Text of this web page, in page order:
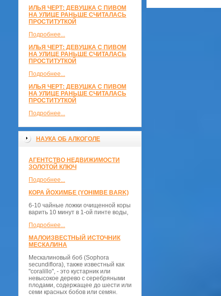
ИЛЬЯ ЧЕРТ: ДЕВУШКА С ПИВОМ
НА УЛИЦЕ РАНЬШЕ СЧИТАЛАСЬ
ПРОСТИТУТКОЙ
Подробнее...
ИЛЬЯ ЧЕРТ: ДЕВУШКА С ПИВОМ
НА УЛИЦЕ РАНЬШЕ СЧИТАЛАСЬ
ПРОСТИТУТКОЙ
Подробнее...
ИЛЬЯ ЧЕРТ: ДЕВУШКА С ПИВОМ
НА УЛИЦЕ РАНЬШЕ СЧИТАЛАСЬ
ПРОСТИТУТКОЙ
Подробнее...
НАУКА ОБ АЛКОГОЛЕ
АГЕНТСТВО НЕДВИЖИМОСТИ
ЗОЛОТОЙ КЛЮЧ
Подробнее...
КОРА ЙОХИМБЕ (YOHIMBE BARK)
6-10 чайные ложки очищенной коры
варить 10 минут в 1-ой пинте воды,
Подробнее...
МАЛОИЗВЕСТНЫЙ ИСТОЧНИК
МЕСКАЛИНА
Мескалиновый боб (Sophora
secundiflora), также известный как
"coralillo", - это кустарник или
невысокое дерево с серебряными
плодами, содержащее до шести или
семи красных бобов или семян.